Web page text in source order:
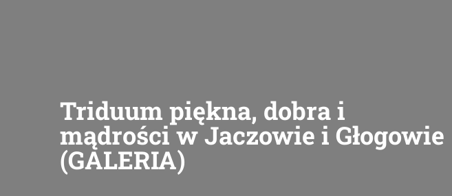
Triduum piękna, dobra i
mądrości w Jaczowie i Głogowie
(GALERIA)